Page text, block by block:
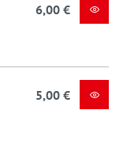
6,00 €
5,00 €